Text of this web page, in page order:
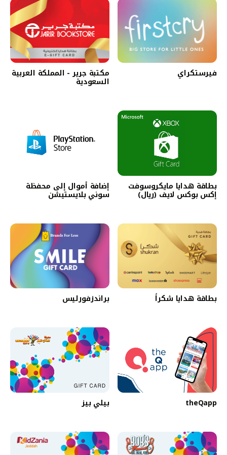
فيرستكراي مكتبة جرير - المملكة العربية
السعودية‎
بطاقة هدايا مايكروسوفت
إكس بوكس لايف (ريال)
إضافة أموال إلى محفظة
سوني بلايستيشن
بطاقة هدايا شكراً براندزفورليس
theQapp بيلي بيز